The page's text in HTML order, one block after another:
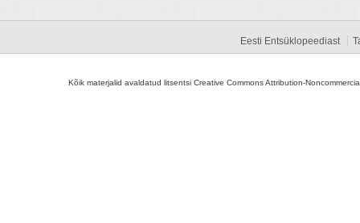
Eesti Entsüklopeediast
Kõik materjalid avaldatud litsentsi Creative Commons Attribution-